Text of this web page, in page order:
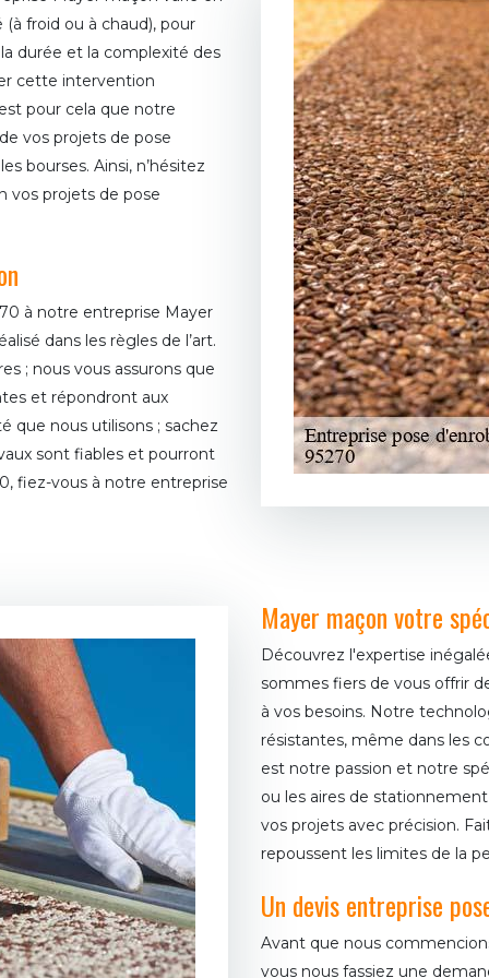
froid ou à chaud), pour
durée et la complexité des
cette intervention
pour cela que notre
vos projets de pose
bourses. Ainsi, n’hésitez
vos projets de pose
à notre entreprise Mayer
dans les règles de l’art.
; nous vous assurons que
et répondront aux
que nous utilisons ; sachez
sont fiables et pourront
fiez-vous à notre entreprise
Mayer maçon votre
Découvrez l'expertise
sommes fiers de vous offrir
à vos besoins. Notre
résistantes, même dans les
est notre passion et notre
ou les aires de
vos projets avec précision.
repoussent les limites de la
Un devis entreprise
Avant que nous
vous nous fassiez une